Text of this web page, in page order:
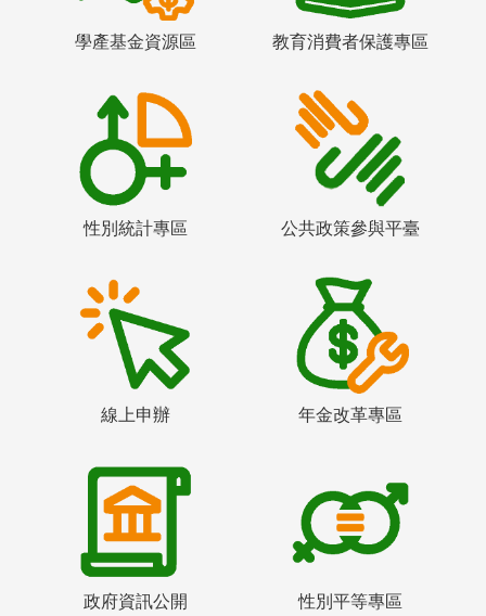
學產基金資源區 教育消費者保護專區
性別統計專區 公共政策參與平臺
線上申辦 年金改革專區
政府資訊公開 性別平等專區